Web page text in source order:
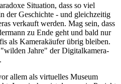
Situation, dass so viel
der Geschichte - und gleichzeitig
verkauft werden. Mag sein, dass
zu Ende geht und bald nur
als Kamerakäufer übrig bleiben.
Jahre" der Digitalkamera-
allem als virtuelles Museum